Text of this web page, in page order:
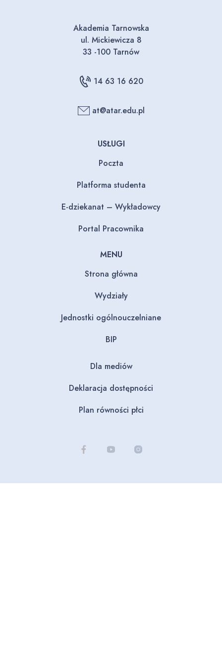
Akademia Tarnowska
ul. Mickiewicza 8
33 -100 Tarnów
14 63 16 620
at@atar.edu.pl
USŁUGI
Poczta
Platforma studenta
E-dziekanat – Wykładowcy
Portal Pracownika
MENU
Strona główna
Wydziały
Jednostki ogólnouczelniane
BIP
Dla mediów
Deklaracja dostępności
Plan równości płci